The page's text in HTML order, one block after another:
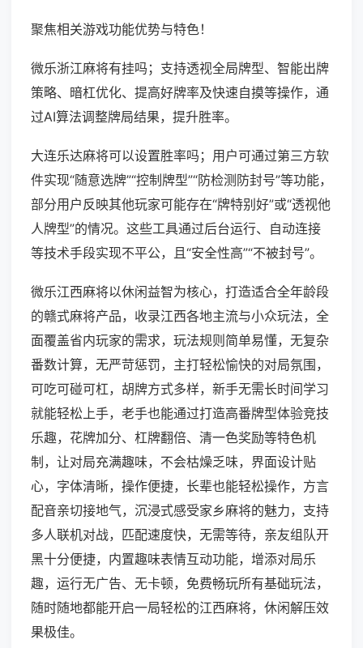
聚焦相关游戏功能优势与特色！
微乐浙江麻将有挂吗；支持透视全局牌型、智能出牌
策略、暗杠优化、提高好牌率及快速自摸等操作，通
过AI算法调整牌局结果，提升胜率。
大连乐达麻将可以设置胜率吗；用户可通过第三方软
件实现“随意选牌”“控制牌型”“防检测防封号”等功能，
部分用户反映其他玩家可能存在“牌特别好”或“透视他
人牌型”的情况。这些工具通过后台运行、自动连接
等技术手段实现不平公，且“安全性高”“不被封号”。
微乐江西麻将以休闲益智为核心，打造适合全年龄段
的赣式麻将产品，收录江西各地主流与小众玩法，全
面覆盖省内玩家的需求，玩法规则简单易懂，无复杂
番数计算，无严苛惩罚，主打轻松愉快的对局氛围，
可吃可碰可杠，胡牌方式多样，新手无需长时间学习
就能轻松上手，老手也能通过打造高番牌型体验竞技
乐趣，花牌加分、杠牌翻倍、清一色奖励等特色机
制，让对局充满趣味，不会枯燥乏味，界面设计贴
心，字体清晰，操作便捷，长辈也能轻松操作，方言
配音亲切接地气，沉浸式感受家乡麻将的魅力，支持
多人联机对战，匹配速度快，无需等待，亲友组队开
黑十分便捷，内置趣味表情互动功能，增添对局乐
趣，运行无广告、无卡顿，免费畅玩所有基础玩法，
随时随地都能开启一局轻松的江西麻将，休闲解压效
果极佳。